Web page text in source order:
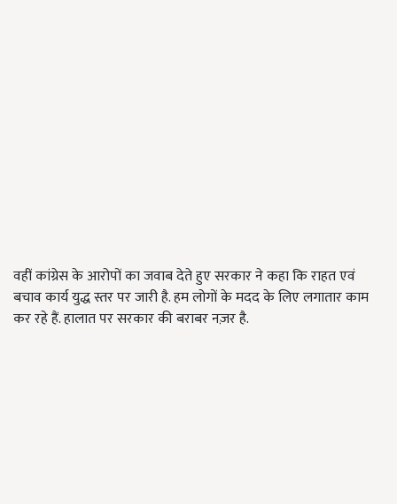
वहीं कांग्रेस के आरोपों का जवाब देते हुए सरकार ने कहा कि राहत एवं
बचाव कार्य युद्ध स्तर पर जारी है. हम लोगों के मदद के लिए लगातार काम
कर रहे हैं. हालात पर सरकार की बराबर नज़र है.